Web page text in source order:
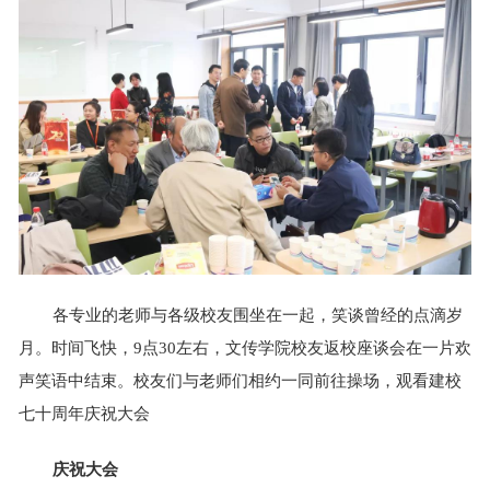
各专业的老师与各级校友围坐在一起，笑谈曾经的点滴岁
月。时间飞快，9点30左右，文传学院校友返校座谈会在一片欢
声笑语中结束。校友们与老师们相约一同前往操场，观看建校
七十周年庆祝大会
庆祝大会